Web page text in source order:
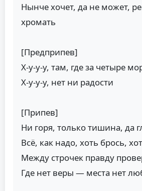
Нынче хочет, да не может,
хромать
[Предприпев]
Х-у-у-у, там, где за четыре
Х-у-у-у, нет ни радости
[Припев]
Ни горя, только тишина, да
Всё, как надо, хоть брось,
Между строчек правду
Где нет веры — места нет